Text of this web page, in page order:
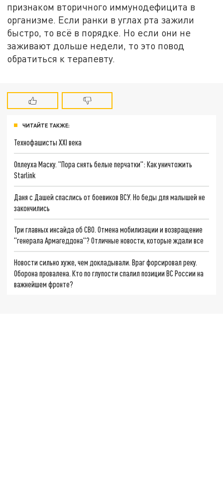
признаком вторичного иммунодефицита в
организме. Если ранки в углах рта зажили
быстро, то всё в порядке. Но если они не
заживают дольше недели, то это повод
обратиться к терапевту.
ЧИТАЙТЕ ТАКЖЕ:
Технофашисты XXI века
Оплеуха Маску. "Пора снять белые перчатки": Как уничтожить
Starlink
Даня с Дашей спаслись от боевиков ВСУ. Но беды для малышей не
закончились
Три главных инсайда об СВО. Отмена мобилизации и возвращение
"генерала Армагеддона"? Отличные новости, которые ждали все
Новости сильно хуже, чем докладывали. Враг форсировал реку.
Оборона провалена. Кто по глупости спалил позиции ВС России на
важнейшем фронте?